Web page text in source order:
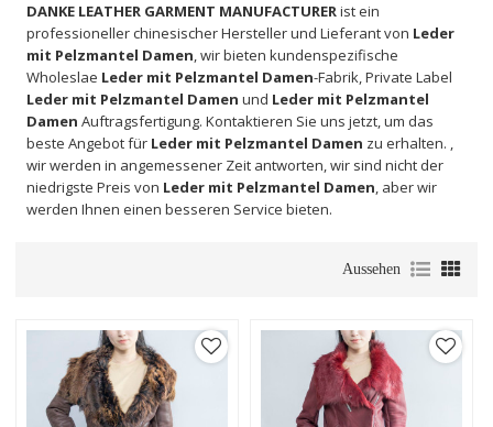
DANKE LEATHER GARMENT MANUFACTURERist ein
professioneller chinesischer Hersteller und Lieferant von Leder
mit Pelzmantel Damen, wir bieten kundenspezifische
Wholeslae Leder mit Pelzmantel Damen-Fabrik, Private Label
Leder mit Pelzmantel Damen und Leder mit Pelzmantel
Damen Auftragsfertigung. Kontaktieren Sie uns jetzt, um das
beste Angebot für Leder mit Pelzmantel Damen zu erhalten. ,
wir werden in angemessener Zeit antworten, wir sind nicht der
niedrigste Preis von Leder mit Pelzmantel Damen, aber wir
werden Ihnen einen besseren Service bieten.
Aussehen